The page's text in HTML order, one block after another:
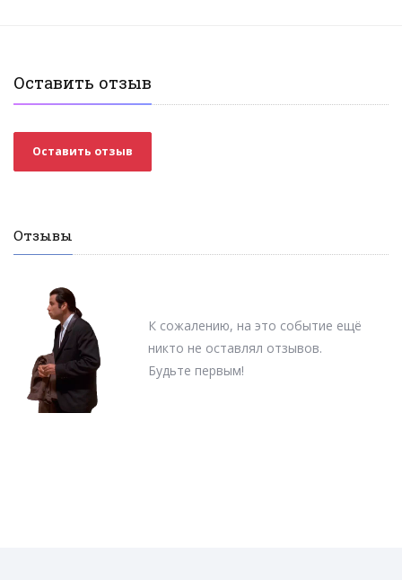
Оставить отзыв
Оставить отзыв
Отзывы
К сожалению, на это событие ещё
никто не оставлял отзывов.
Будьте первым!